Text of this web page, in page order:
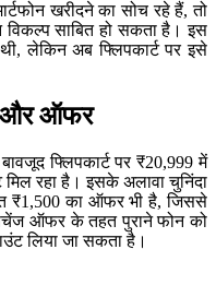
खरीदने का सोच रहे हैं, तो
साबित हो सकता है। इस
लेकिन अब फ्लिपकार्ट पर इसे
और ऑफर
फ्लिपकार्ट पर ₹20,999 में
रहा है। इसके अलावा चुनिंदा
₹1,500 का ऑफर भी है, जिससे
ऑफर के तहत पुराने फोन को
लिया जा सकता है।